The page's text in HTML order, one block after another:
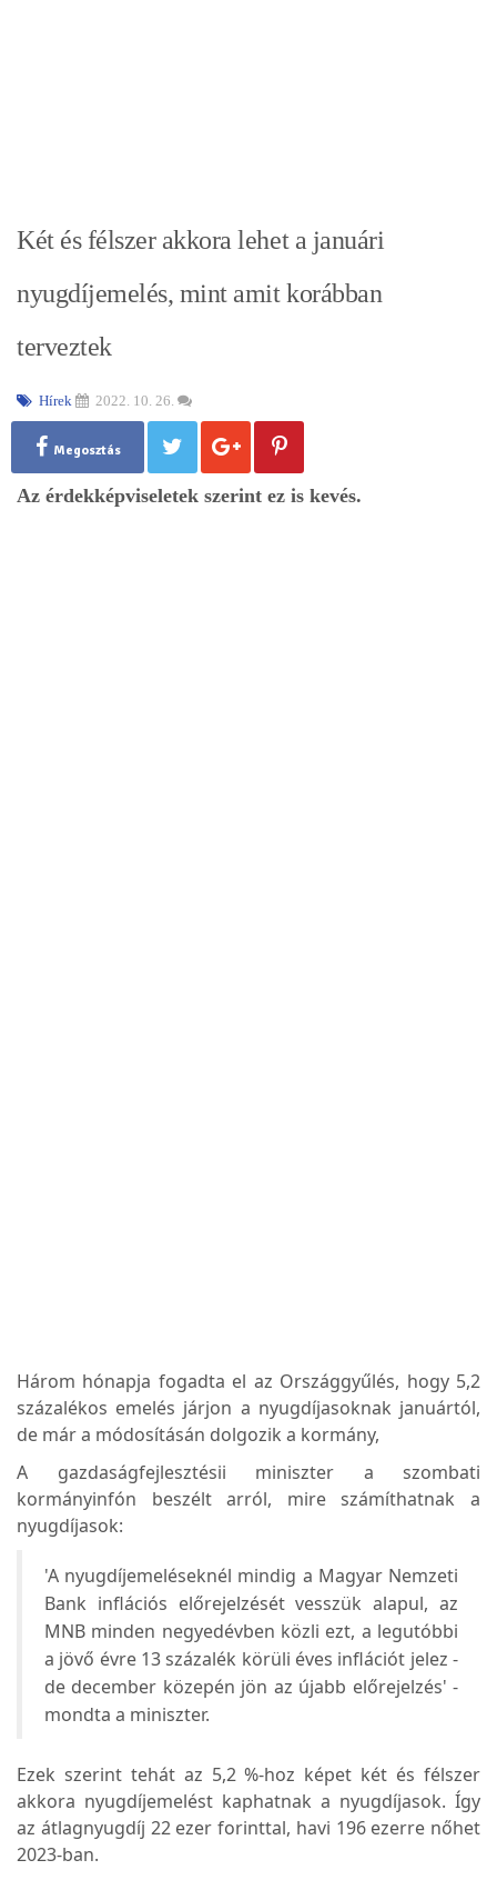
Két és félszer akkora lehet a januári
nyugdíjemelés, mint amit korábban
terveztek
Hírek 2022. 10. 26.
Megosztás
Az érdekképviseletek szerint ez is kevés.
Három hónapja fogadta el az Országgyűlés, hogy 5,2
százalékos emelés járjon a nyugdíjasoknak januártól,
de már a módosításán dolgozik a kormány,
A gazdaságfejlesztésii miniszter a szombati
kormányinfón beszélt arról, mire számíthatnak a
nyugdíjasok:
'A nyugdíjemeléseknél mindig a Magyar Nemzeti
Bank inflációs előrejelzését vesszük alapul, az
MNB minden negyedévben közli ezt, a legutóbbi
a jövő évre 13 százalék körüli éves inflációt jelez -
de december közepén jön az újabb előrejelzés' -
mondta a miniszter.
Ezek szerint tehát az 5,2 %-hoz képet két és félszer
akkora nyugdíjemelést kaphatnak a nyugdíjasok. Így
az átlagnyugdíj 22 ezer forinttal, havi 196 ezerre nőhet
2023-ban.